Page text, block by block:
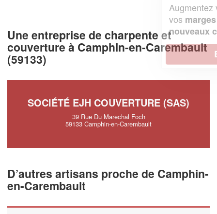
Une entreprise de charpente et
couverture à Camphin-en-Carembault
(59133)
SOCIÉTÉ EJH COUVERTURE (SAS)
39 Rue Du Marechal Foch
59133 Camphin-en-Carembault
D’autres artisans proche de Camphin-
en-Carembault
chiffre d'affaireset
tout en gagnant de
nouveaux clients!
En savoir plus